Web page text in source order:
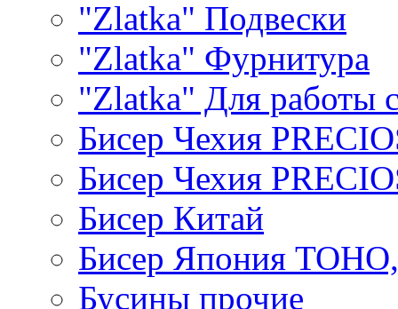
"Zlatka" Подвески
"Zlatka" Фурнитура
"Zlatka" Для работы
Бисер Чехия
Бисер Чехия
Бисер Китай
Бисер Япония
Бусины прочие